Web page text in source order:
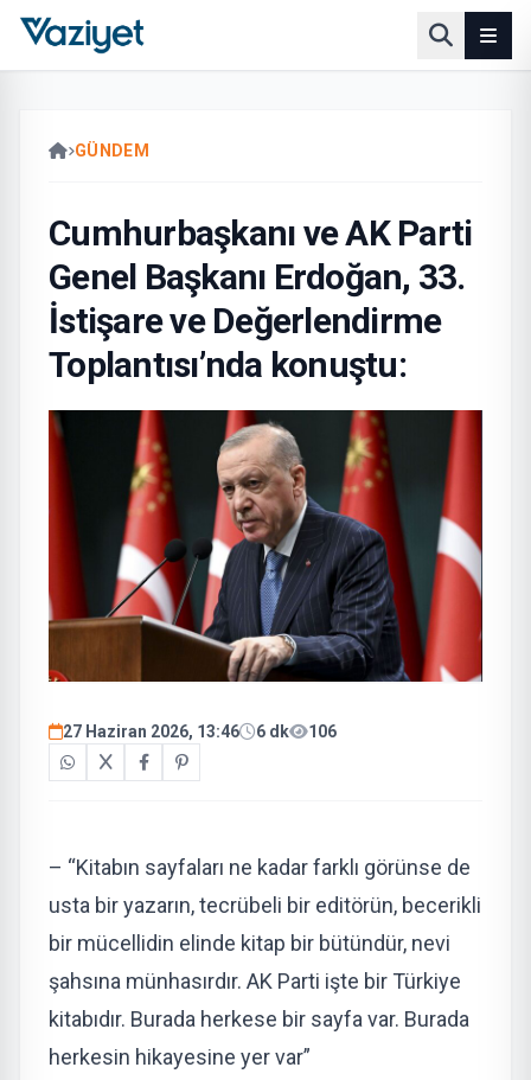
GÜNDEM
Cumhurbaşkanı ve AK Parti
Genel Başkanı Erdoğan, 33.
İstişare ve Değerlendirme
Toplantısı’nda konuştu:
27 Haziran 2026, 13:46 6 dk 106
– “Kitabın sayfaları ne kadar farklı görünse de
usta bir yazarın, tecrübeli bir editörün, becerikli
bir mücellidin elinde kitap bir bütündür, nevi
şahsına münhasırdır. AK Parti işte bir Türkiye
kitabıdır. Burada herkese bir sayfa var. Burada
herkesin hikayesine yer var”